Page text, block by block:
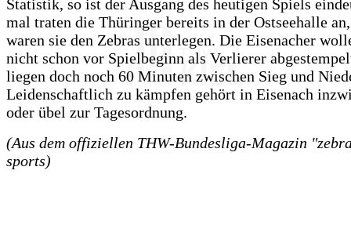
Statistik, so ist der Ausgang des heutigen Spiels
mal traten die Thüringer bereits in der Ostseehalle
waren sie den Zebras unterlegen. Die Eisenacher
nicht schon vor Spielbeginn als Verlierer
liegen doch noch 60 Minuten zwischen Sieg und
Leidenschaftlich zu kämpfen gehört in Eisenach
oder übel zur Tagesordnung.
(Aus dem offiziellen THW-Bundesliga-Magazin
sports)